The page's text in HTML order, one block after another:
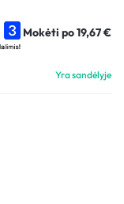
Mokėti po19,67€
Yra sandėlyje